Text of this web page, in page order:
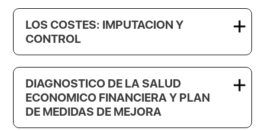
LOS COSTES: IMPUTACION Y
CONTROL
DIAGNOSTICO DE LA SALUD
ECONOMICO FINANCIERA Y PLAN
DE MEDIDAS DE MEJORA